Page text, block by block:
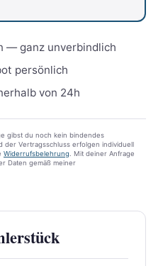
— ganz unverbindlich
persönlich
von 24h
gibst du noch kein bindendes
der Vertragsschluss erfolgen individuell
Widerrufsbelehrung . Mit deiner Anfrage
Daten gemäß meiner